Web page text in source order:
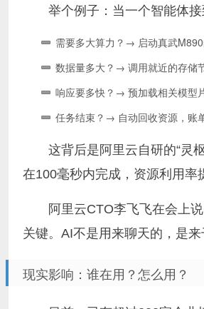
举个例子：当一个智能体
需要多大算力？→ 启动真武
数据量多大？→ 调用就近的存储
响应要多快？→ 预加载相关模型
任务结束？→ 自动回收资源，账
这背后是阿里云自研的“灵
在100毫秒内完成，资源利用率
阿里云CTO李飞飞在会上
关键。AI不是用来聊天的，是来
现实影响：谁在用？怎么用？